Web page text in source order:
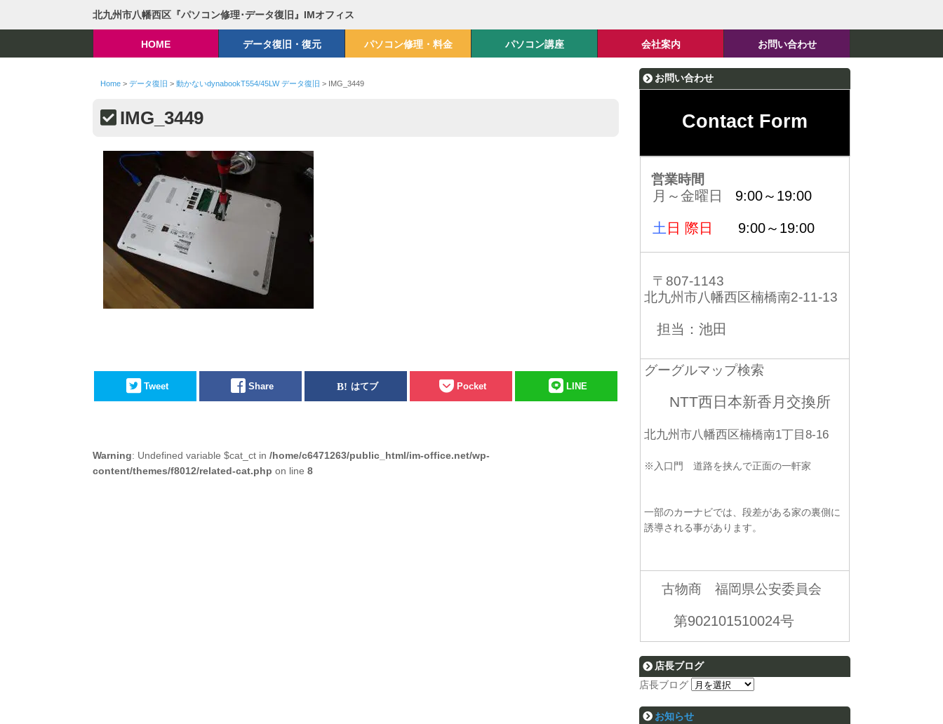
北九州市八幡西区『パソコン修理･データ復旧』IMオフィス
HOME データ復旧・復元 パソコン修理・料金 パソコン講座 会社案内 お問い合わせ
Home> データ復旧 > 動かないdynabookT554/45LW データ復旧 > IMG_3449
IMG_3449
Tweet Share はてブ Pocket LINE
Warning: Undefined variable $cat_ct in /home/c6471263/public_html/im-office.net/wp-
content/themes/f8012/related-cat.php on line 8
お問い合わせ
Contact Form
営業時間
月～金曜日 9:00～19:00
土 日 際日 9:00～19:00
〒807-1143
北九州市八幡西区楠橋南2-11-13
担当：池田
グーグルマップ検索
NTT西日本新香月交換所
北九州市八幡西区楠橋南1丁目8-16
※入口門 道路を挟んで正面の一軒家
一部のカーナビでは、段差がある家の裏側に
誘導される事があります。
古物商 福岡県公安委員会
第902101510024号
店長ブログ
店長ブログ
お知らせ